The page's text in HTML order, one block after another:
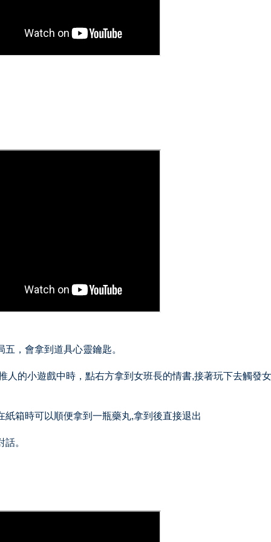
，會拿到道具心靈鑰匙。
人的小遊戲中時，點右方拿到女班長的情書,接著玩下去觸發
箱時可以順便拿到一瓶藥丸,拿到後直接退出
。